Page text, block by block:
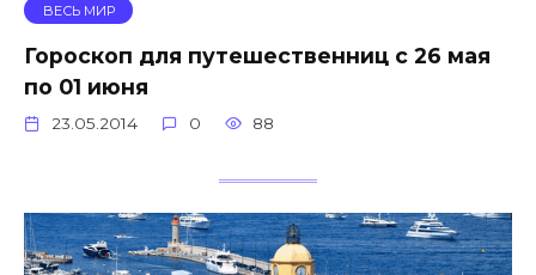
ВЕСЬ МИР
Гороскоп для путешественниц с 26 мая
по 01 июня
23.05.2014 0 88